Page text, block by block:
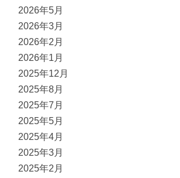
2026年5月
2026年3月
2026年2月
2026年1月
2025年12月
2025年8月
2025年7月
2025年5月
2025年4月
2025年3月
2025年2月